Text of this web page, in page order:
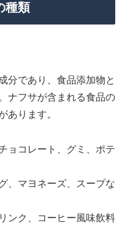
種類
分であり、食品添加物と
ナフサが含まれる食品の
あります。
ョコレート、グミ、ポテ
、マヨネーズ、スープな
ンク、コーヒー風味飲料